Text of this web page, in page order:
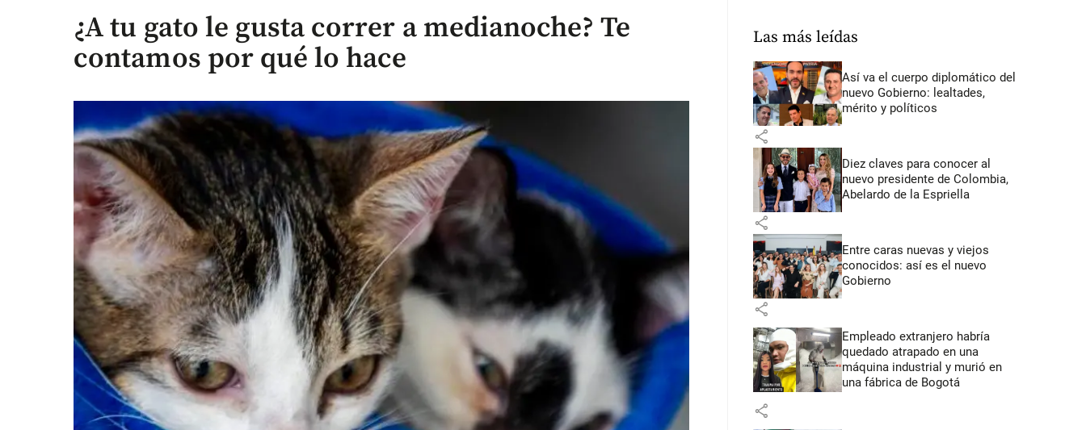
¿A tu gato le gusta correr a medianoche? Te
contamos por qué lo hace
Las más leídas
Así va el cuerpo diplomático del
nuevo Gobierno: lealtades,
mérito y políticos
share
Diez claves para conocer al
nuevo presidente de Colombia,
Abelardo de la Espriella
share
Entre caras nuevas y viejos
conocidos: así es el nuevo
Gobierno
share
Empleado extranjero habría
quedado atrapado en una
máquina industrial y murió en
una fábrica de Bogotá
share